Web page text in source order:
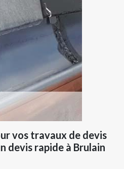
vos travaux de devis
devis rapide à Brulain